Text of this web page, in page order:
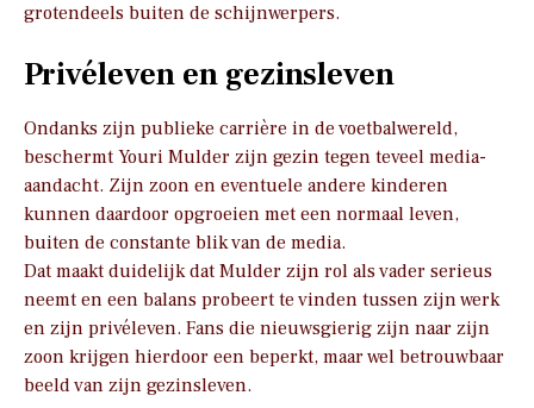
grotendeels buiten de schijnwerpers.
Privéleven en gezinsleven
Ondanks zijn publieke carrière in de voetbalwereld,
beschermt Youri Mulder zijn gezin tegen teveel media-
aandacht. Zijn zoon en eventuele andere kinderen
kunnen daardoor opgroeien met een normaal leven,
buiten de constante blik van de media.
Dat maakt duidelijk dat Mulder zijn rol als vader serieus
neemt en een balans probeert te vinden tussen zijn werk
en zijn privéleven. Fans die nieuwsgierig zijn naar zijn
zoon krijgen hierdoor een beperkt, maar wel betrouwbaar
beeld van zijn gezinsleven.